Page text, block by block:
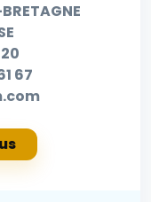
67